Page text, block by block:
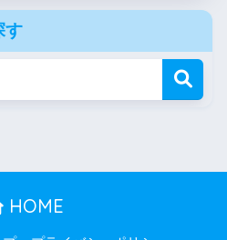
す
HOME